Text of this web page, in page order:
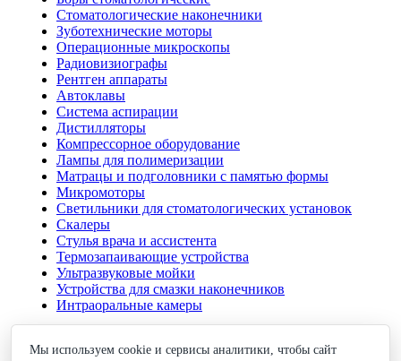
Стоматологические наконечники
Зуботехнические моторы
Операционные микроскопы
Радиовизиографы
Рентген аппараты
Автоклавы
Система аспирации
Дистилляторы
Компрессорное оборудование
Лампы для полимеризации
Матрацы и подголовники с памятью формы
Микромоторы
Светильники для стоматологических установок
Скалеры
Стулья врача и ассистента
Термозапаивающие устройства
Ультразвуковые мойки
Устройства для смазки наконечников
Интраоральные камеры
Мы используем cookie и сервисы аналитики, чтобы сайт